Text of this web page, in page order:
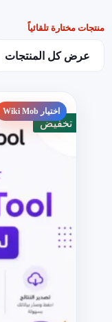
منتجات مختارة تلقائياً
عرض كل المنتجات
تخفيض